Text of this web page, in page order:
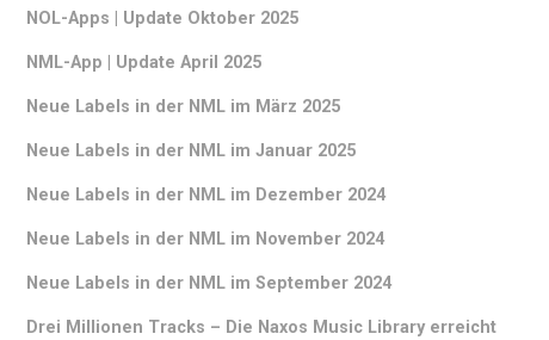
NOL-Apps | Update Oktober 2025
NML-App | Update April 2025
Neue Labels in der NML im März 2025
Neue Labels in der NML im Januar 2025
Neue Labels in der NML im Dezember 2024
Neue Labels in der NML im November 2024
Neue Labels in der NML im September 2024
Drei Millionen Tracks – Die Naxos Music Library erreicht